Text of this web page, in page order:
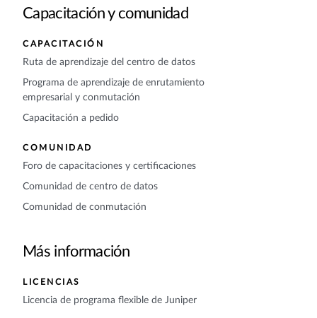
Capacitación y comunidad
CAPACITACIÓN
Ruta de aprendizaje del centro de datos
Programa de aprendizaje de enrutamiento
empresarial y conmutación
Capacitación a pedido
COMUNIDAD
Foro de capacitaciones y certificaciones
Comunidad de centro de datos
Comunidad de conmutación
Más información
LICENCIAS
Licencia de programa flexible de Juniper